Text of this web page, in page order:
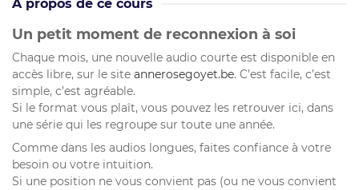
À propos de ce cours
Un petit moment de reconnexion à soi
Chaque mois, une nouvelle audio courte est disponible en
accès libre, sur le site annerosegoyet.be. C’est facile, c’est
simple, c’est agréable.
Si le format vous plaît, vous pouvez les retrouver ici, dans
une série qui les regroupe sur toute une année.
Comme dans les audios longues, faites confiance à votre
besoin ou votre intuition.
Si une position ne vous convient pas (ou ne vous convient